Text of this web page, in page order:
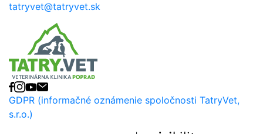
tatryvet@tatryvet.sk
Facebook
Instagram
YouTube
E-mail
GDPR (informačné oznámenie spoločnosti TatryVet,
s.r.o.)